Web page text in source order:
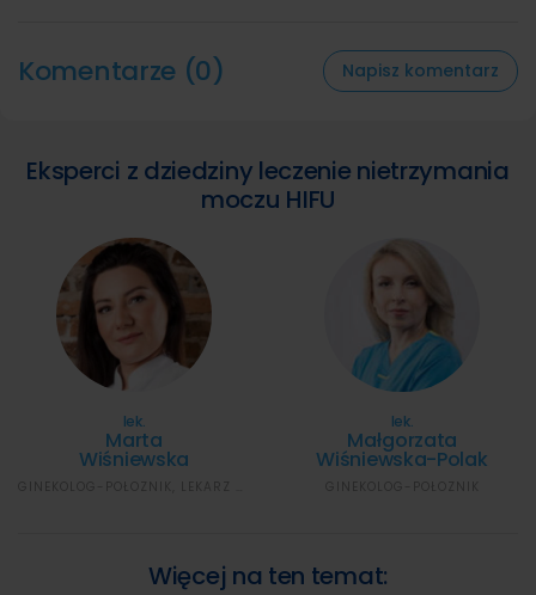
Komentarze (0) Napisz komentarz
Eksperci z dziedziny leczenie nietrzymania
moczu HIFU
lek.
Marta
Wiśniewska
lek.
Małgorzata
Wiśniewska-Polak
Więcej na ten temat: